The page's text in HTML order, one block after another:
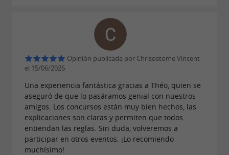
Opinión publicada por Chrisostome Vincent
el 15/06/2026
Una experiencia fantástica gracias a Théo, quien se
aseguró de que lo pasáramos genial con nuestros
amigos. Los concursos están muy bien hechos, las
explicaciones son claras y permiten que todos
entiendan las reglas. Sin duda, volveremos a
participar en otros eventos. ¡Lo recomiendo
muchísimo!